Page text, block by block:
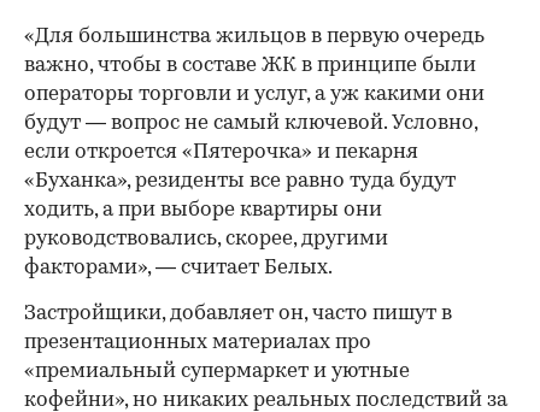
«Для большинства жильцов в первую очередь
важно, чтобы в составе ЖК в принципе были
операторы торговли и услуг, а уж какими они
будут — вопрос не самый ключевой. Условно,
если откроется «Пятерочка» и пекарня
«Буханка», резиденты все равно туда будут
ходить, а при выборе квартиры они
руководствовались, скорее, другими
факторами», — считает Белых.
Застройщики, добавляет он, часто пишут в
презентационных материалах про
«премиальный супермаркет и уютные
кофейни», но никаких реальных последствий за